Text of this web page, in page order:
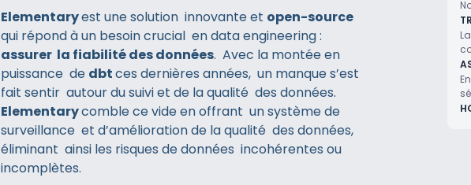
Elementaryest une solution innovante et open-source
qui répond à un besoin crucial en data engineering :
assurer la fiabilité des données. Avec la montée en
puissance de dbtces dernières années, un manque s’est
fait sentir autour du suivi et de la qualité des données.
Elementarycomble ce vide en offrant un système de
surveillance et d’amélioration de la qualité des données,
éliminant ainsi les risques de données incohérentes ou
incomplètes.